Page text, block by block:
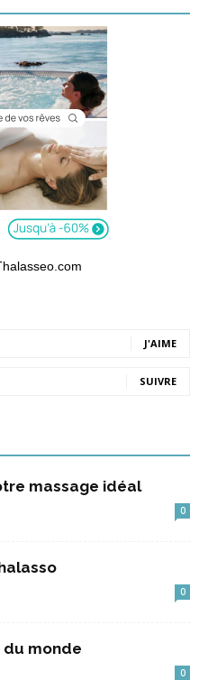
J'AIME
SUIVRE
massage idéal
0
0
du monde
0